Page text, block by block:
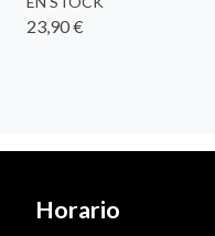
23,90 €
Horario